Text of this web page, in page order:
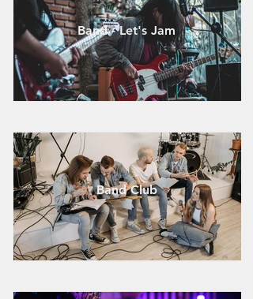
Band - Let's Jam
Band Club